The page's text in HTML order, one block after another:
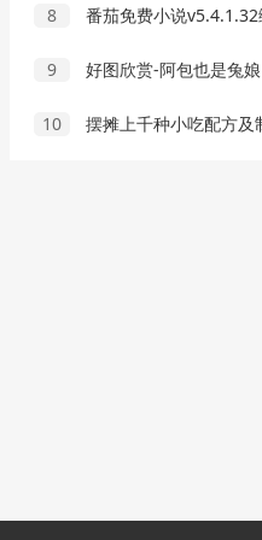
8 番茄免费小说v5.4.1.32
9 好图欣赏-阿包也是兔
10 摆摊上千种小吃配方及